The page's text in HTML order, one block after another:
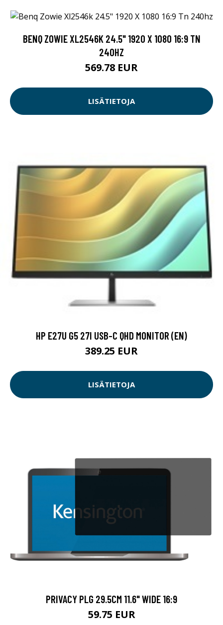
BENQ ZOWIE XL2546K 24.5" 1920 X 1080 16:9 TN
240HZ
569.78 EUR
LISÄTIETOJA
HP E27U G5 27I USB-C QHD MONITOR (EN)
389.25 EUR
LISÄTIETOJA
PRIVACY PLG 29.5CM 11.6" WIDE 16:9
59.75 EUR